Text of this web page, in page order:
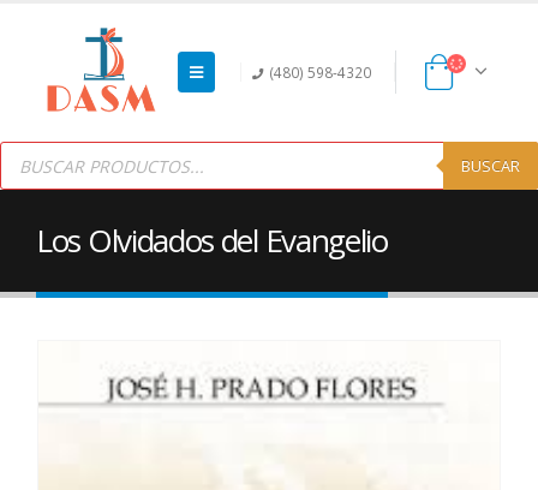
(480) 598-4320
Products
search BUSCAR
Los Olvidados del Evangelio